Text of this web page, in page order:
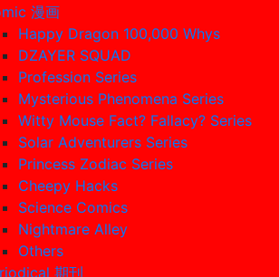
漫画
Happy Dragon 100,000 Whys
DZAYER SQUAD
Profession Series
Mysterious Phenomena Series
Witty Mouse Fact? Fallacy? Series
Solar Adventurers Series
Princess Zodiac Series
Cheepy Hacks
Science Comics
Nightmare Alley
Others
期刊